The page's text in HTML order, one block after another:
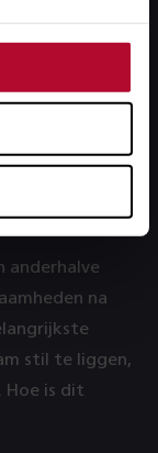
spoor
anderhalve
na
stil te liggen,
Hoe is dit